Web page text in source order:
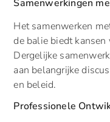
Samenwerkingen
Het samenwerken
de balie biedt
Dergelijke
aan belangrijke
en beleid.
Professionele